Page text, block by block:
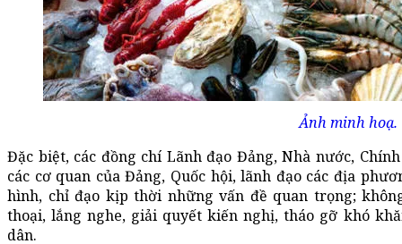
Ảnh minh hoạ.
Đặc biệt, các đồng chí Lãnh đạo Đảng, Nhà nước,
các cơ quan của Đảng, Quốc hội, lãnh đạo các địa
hình, chỉ đạo kịp thời những vấn đề quan trọng;
thoại, lắng nghe, giải quyết kiến nghị, tháo gỡ khó
dân.